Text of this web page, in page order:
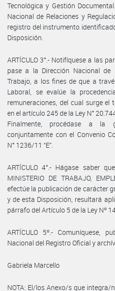
Tecnológica y Gestión
Nacional de Relaciones y
registro del instrumento
Disposición.
ARTÍCULO 3°.- Notifíquese a las
pase a la Dirección Nacional de
Trabajo, a los fines de que a
Laboral, se evalúe la
remuneraciones, del cual surge
en el artículo 245 de la Ley N°
Finalmente, procédase a la
conjuntamente con el Convenio
N° 1236/11 “E”.
ARTÍCULO 4°.- Hágase saber
MINISTERIO DE TRABAJO,
efectúe la publicación de carácter
y de esta Disposición, resultará
párrafo del Artículo 5 de la Ley Nº
ARTÍCULO 5º.- Comuníquese,
Nacional del Registro Oficial y
Gabriela Marcello
NOTA: El/los Anexo/s que integra/